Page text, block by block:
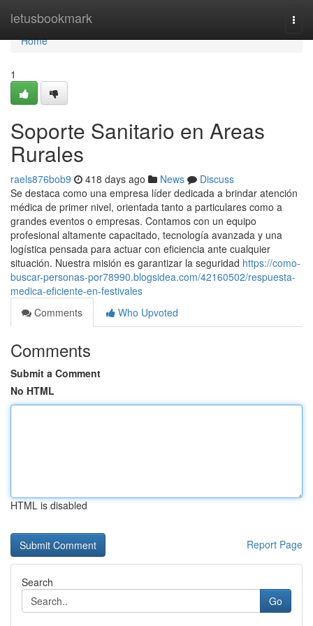
letusbookmark
Home
Home
1
Soporte Sanitario en Areas
Rurales
raels876bob9 418 days ago News
Discuss
Se destaca como una empresa líder dedicada a brindar atención
médica de primer nivel, orientada tanto a particulares como a
grandes eventos o empresas. Contamos con un equipo
profesional altamente capacitado, tecnología avanzada y una
logística pensada para actuar con eficiencia ante cualquier
situación. Nuestra misión es garantizar la seguridad https://como-
buscar-personas-por78990.blogsidea.com/42160502/respuesta-
medica-eficiente-en-festivales
Comments
Who Upvoted
Comments
Submit a Comment
No HTML
HTML is disabled
Report Page
Search
Go